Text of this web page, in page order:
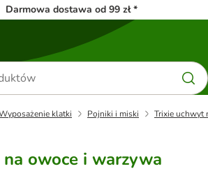
Darmowa dostawa od 99 zł *
klatki Pojniki i miski Trixie uchwyt
owoce i warzywa